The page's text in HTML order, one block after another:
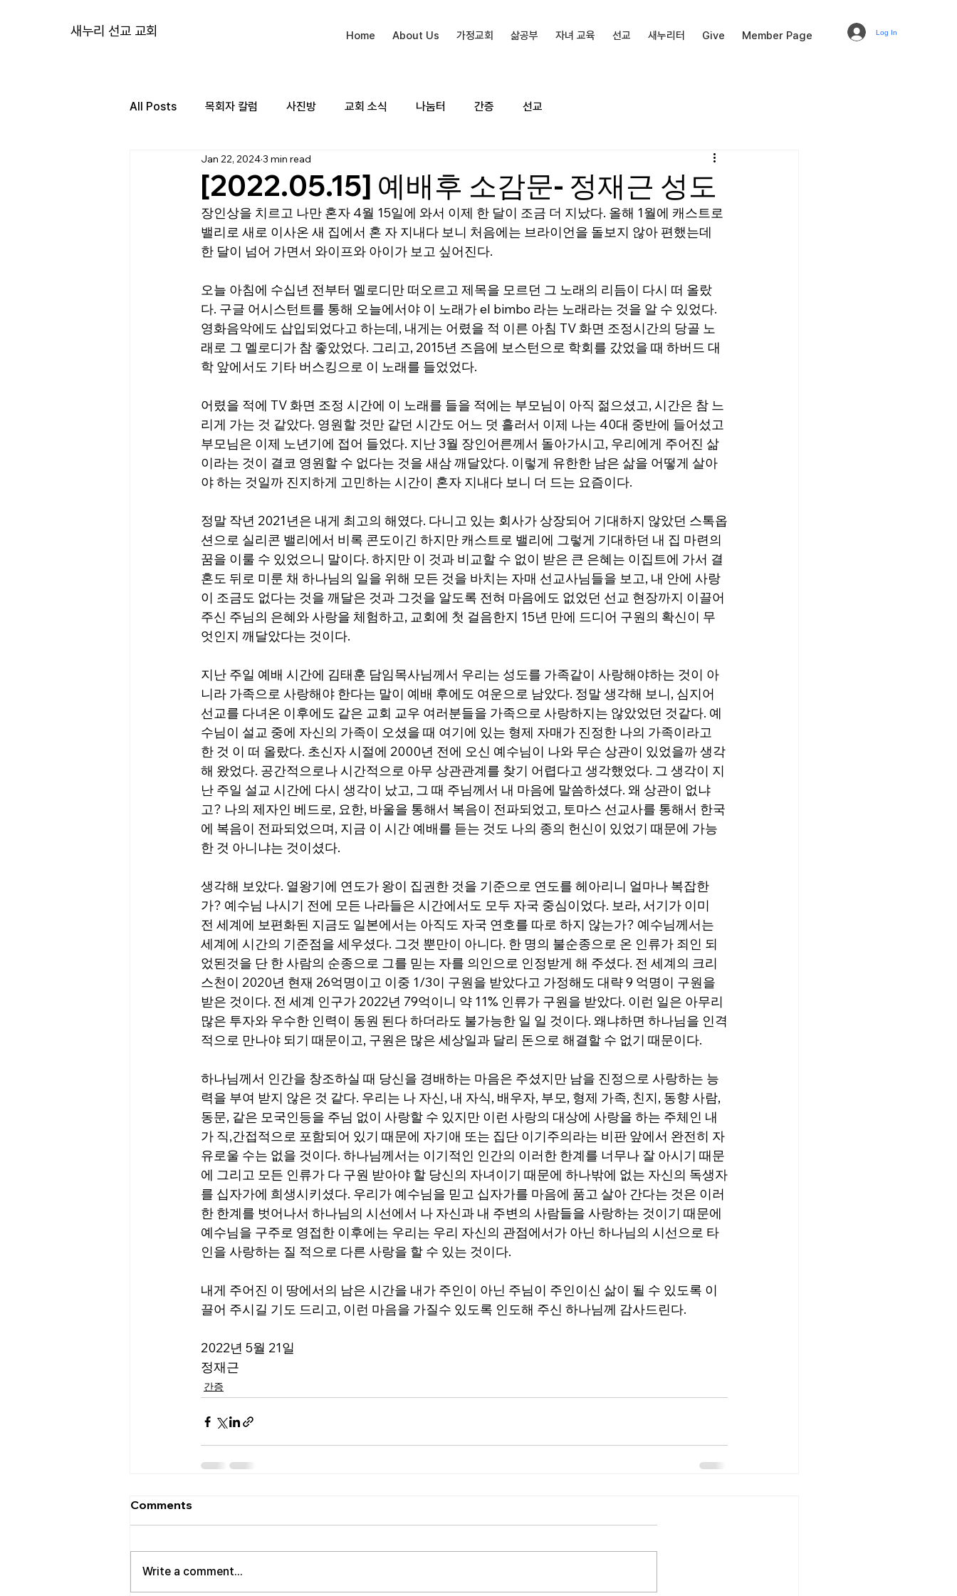
새누리 선교 교회 Home About Us 가정교회 삶공부 자녀 교육 선교 새누리터 Give Member Page Log In
All Posts 목회자 칼럼 사진방 교회 소식 나눔터 간증 선교
[2022.05.15] 예배후 소감문- 정재근 성도
Jan 22, 20243 min read
장인상을 치르고 나만 혼자 4월 15일에 와서 이제 한 달이 조금 더 지났다. 올해 1월에 캐스트로
밸리로 새로 이사온 새 집에서 혼 자 지내다 보니 처음에는 브라이언을 돌보지 않아 편했는데
한 달이 넘어 가면서 와이프와 아이가 보고 싶어진다.
오늘 아침에 수십년 전부터 멜로디만 떠오르고 제목을 모르던 그 노래의 리듬이 다시 떠 올랐
다. 구글 어시스턴트를 통해 오늘에서야 이 노래가 el bimbo 라는 노래라는 것을 알 수 있었다.
영화음악에도 삽입되었다고 하는데, 내게는 어렸을 적 이른 아침 TV 화면 조정시간의 당골 노
래로 그 멜로디가 참 좋았었다. 그리고, 2015년 즈음에 보스턴으로 학회를 갔었을 때 하버드 대
학 앞에서도 기타 버스킹으로 이 노래를 들었었다.
어렸을 적에 TV 화면 조정 시간에 이 노래를 들을 적에는 부모님이 아직 젊으셨고, 시간은 참 느
리게 가는 것 같았다. 영원할 것만 같던 시간도 어느 덧 흘러서 이제 나는 40대 중반에 들어섰고
부모님은 이제 노년기에 접어 들었다. 지난 3월 장인어른께서 돌아가시고, 우리에게 주어진 삶
이라는 것이 결코 영원할 수 없다는 것을 새삼 깨달았다. 이렇게 유한한 남은 삶을 어떻게 살아
야 하는 것일까 진지하게 고민하는 시간이 혼자 지내다 보니 더 드는 요즘이다.
정말 작년 2021년은 내게 최고의 해였다. 다니고 있는 회사가 상장되어 기대하지 않았던 스톡옵
션으로 실리콘 밸리에서 비록 콘도이긴 하지만 캐스트로 밸리에 그렇게 기대하던 내 집 마련의
꿈을 이룰 수 있었으니 말이다. 하지만 이 것과 비교할 수 없이 받은 큰 은혜는 이집트에 가서 결
혼도 뒤로 미룬 채 하나님의 일을 위해 모든 것을 바치는 자매 선교사님들을 보고, 내 안에 사랑
이 조금도 없다는 것을 깨달은 것과 그것을 알도록 전혀 마음에도 없었던 선교 현장까지 이끌어
주신 주님의 은혜와 사랑을 체험하고, 교회에 첫 걸음한지 15년 만에 드디어 구원의 확신이 무
엇인지 깨달았다는 것이다.
지난 주일 예배 시간에 김태훈 담임목사님께서 우리는 성도를 가족같이 사랑해야하는 것이 아
니라 가족으로 사랑해야 한다는 말이 예배 후에도 여운으로 남았다. 정말 생각해 보니, 심지어
선교를 다녀온 이후에도 같은 교회 교우 여러분들을 가족으로 사랑하지는 않았었던 것같다. 예
수님이 설교 중에 자신의 가족이 오셨을 때 여기에 있는 형제 자매가 진정한 나의 가족이라고
한 것 이 떠 올랐다. 초신자 시절에 2000년 전에 오신 예수님이 나와 무슨 상관이 있었을까 생각
해 왔었다. 공간적으로나 시간적으로 아무 상관관계를 찾기 어렵다고 생각했었다. 그 생각이 지
난 주일 설교 시간에 다시 생각이 났고, 그 때 주님께서 내 마음에 말씀하셨다. 왜 상관이 없냐
고? 나의 제자인 베드로, 요한, 바울을 통해서 복음이 전파되었고, 토마스 선교사를 통해서 한국
에 복음이 전파되었으며, 지금 이 시간 예배를 듣는 것도 나의 종의 헌신이 있었기 때문에 가능
한 것 아니냐는 것이셨다.
생각해 보았다. 열왕기에 연도가 왕이 집권한 것을 기준으로 연도를 헤아리니 얼마나 복잡한
가? 예수님 나시기 전에 모든 나라들은 시간에서도 모두 자국 중심이었다. 보라, 서기가 이미
전 세계에 보편화된 지금도 일본에서는 아직도 자국 연호를 따로 하지 않는가? 예수님께서는
세계에 시간의 기준점을 세우셨다. 그것 뿐만이 아니다. 한 명의 불순종으로 온 인류가 죄인 되
었된것을 단 한 사람의 순종으로 그를 믿는 자를 의인으로 인정받게 해 주셨다. 전 세계의 크리
스천이 2020년 현재 26억명이고 이중 1/3이 구원을 받았다고 가정해도 대략 9 억명이 구원을
받은 것이다. 전 세계 인구가 2022년 79억이니 약 11% 인류가 구원을 받았다. 이런 일은 아무리
많은 투자와 우수한 인력이 동원 된다 하더라도 불가능한 일 일 것이다. 왜냐하면 하나님을 인격
적으로 만나야 되기 때문이고, 구원은 많은 세상일과 달리 돈으로 해결할 수 없기 때문이다.
하나님께서 인간을 창조하실 때 당신을 경배하는 마음은 주셨지만 남을 진정으로 사랑하는 능
력을 부여 받지 않은 것 같다. 우리는 나 자신, 내 자식, 배우자, 부모, 형제 가족, 친지, 동향 사람,
동문, 같은 모국인등을 주님 없이 사랑할 수 있지만 이런 사랑의 대상에 사랑을 하는 주체인 내
가 직,간접적으로 포함되어 있기 때문에 자기애 또는 집단 이기주의라는 비판 앞에서 완전히 자
유로울 수는 없을 것이다. 하나님께서는 이기적인 인간의 이러한 한계를 너무나 잘 아시기 때문
에 그리고 모든 인류가 다 구원 받아야 할 당신의 자녀이기 때문에 하나밖에 없는 자신의 독생자
를 십자가에 희생시키셨다. 우리가 예수님을 믿고 십자가를 마음에 품고 살아 간다는 것은 이러
한 한계를 벗어나서 하나님의 시선에서 나 자신과 내 주변의 사람들을 사랑하는 것이기 때문에
예수님을 구주로 영접한 이후에는 우리는 우리 자신의 관점에서가 아닌 하나님의 시선으로 타
인을 사랑하는 질 적으로 다른 사랑을 할 수 있는 것이다.
내게 주어진 이 땅에서의 남은 시간을 내가 주인이 아닌 주님이 주인이신 삶이 될 수 있도록 이
끌어 주시길 기도 드리고, 이런 마음을 가질수 있도록 인도해 주신 하나님께 감사드린다.
2022년 5월 21일
정재근
간증
Comments
Write a comment...